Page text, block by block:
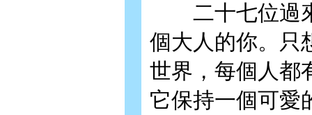
二十七位過來
個大人的你。只
世界，每個人都
它保持一個可愛